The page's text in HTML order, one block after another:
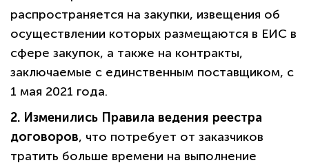
распространяется на закупки, извещения об
осуществлении которых размещаются в ЕИС в
сфере закупок, а также на контракты,
заключаемые с единственным поставщиком, с
1 мая 2021 года.
2. Изменились Правила ведения реестра
договоров, что потребует от заказчиков
тратить больше времени на выполнение